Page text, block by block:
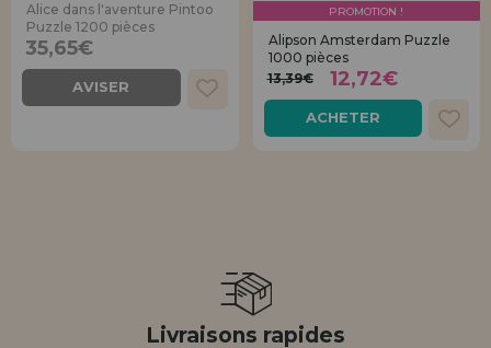
Alice dans l'aventure Pintoo
Puzzle 1200 pièces
35,65€
AVISER
PROMOTION !
Alipson Amsterdam Puzzle
1000 pièces
13,39€
12,72€
ACHETER
Livraisons rapides